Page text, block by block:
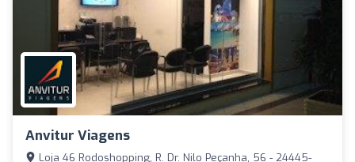
Anvitur Viagens
Loja 46 Rodoshopping, R. Dr. Nilo Peçanha, 56 - 24445-